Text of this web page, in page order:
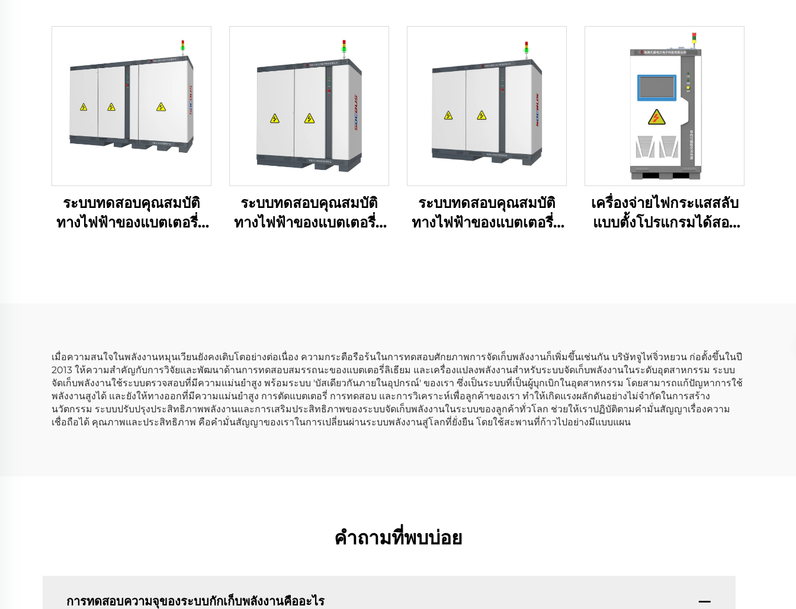
ระบบทดสอบคุณสมบัติ
ทางไฟฟ้าของแบตเตอรี่ลิ
ระบบทดสอบคุณสมบัติ
ทางไฟฟ้าของแบตเตอรี่ลิ
ระบบทดสอบคุณสมบัติ
ทางไฟฟ้าของแบตเตอรี่ลิ
เครื่องจ่ายไฟกระแสสลับ
แบบตั้งโปรแกรมได้สอง
เมื่อความสนใจในพลังงานหมุนเวียนยังคงเติบโตอย่างต่อเนื่อง ความกระตือรือร้นในการทดสอบศักยภาพการจัดเก็บพลังงานก็เพิ่มขึ้นเช่นกัน บริษัทจูไห่จิ่วหยวน ก่อตั้งขึ้นในปี
2013 ให้ความสำคัญกับการวิจัยและพัฒนาด้านการทดสอบสมรรถนะของแบตเตอรี่ลิเธียม และเครื่องแปลงพลังงานสำหรับระบบจัดเก็บพลังงานในระดับอุตสาหกรรม ระบบ
จัดเก็บพลังงานใช้ระบบตรวจสอบที่มีความแม่นยำสูง พร้อมระบบ 'บัสเดียวกันภายในอุปกรณ์' ของเรา ซึ่งเป็นระบบที่เป็นผู้บุกเบิกในอุตสาหกรรม โดยสามารถแก้ปัญหาการใช้
พลังงานสูงได้ และยังให้ทางออกที่มีความแม่นยำสูง การตัดแบตเตอรี่ การทดสอบ และการวิเคราะห์เพื่อลูกค้าของเรา ทำให้เกิดแรงผลักดันอย่างไม่จำกัดในการสร้าง
นวัตกรรม ระบบปรับปรุงประสิทธิภาพพลังงานและการเสริมประสิทธิภาพของระบบจัดเก็บพลังงานในระบบของลูกค้าทั่วโลก ช่วยให้เราปฏิบัติตามคำมั่นสัญญาเรื่องความ
เชื่อถือได้ คุณภาพและประสิทธิภาพ คือคำมั่นสัญญาของเราในการเปลี่ยนผ่านระบบพลังงานสู่โลกที่ยั่งยืน โดยใช้สะพานที่ก้าวไปอย่างมีแบบแผน
คำถามที่พบบ่อย
การทดสอบความจุของระบบกักเก็บพลังงานคืออะไร